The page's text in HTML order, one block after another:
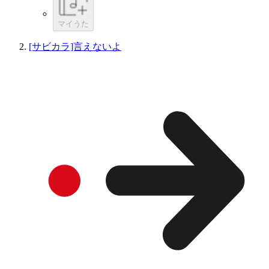
マイうた
[サビカラ]言えないよ